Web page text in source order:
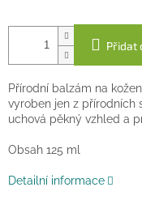
Přidat
Přírodní balzám na
vyroben jen z přírodních
uchová pěkný vzhled a
Obsah 125 ml
Detailní informace